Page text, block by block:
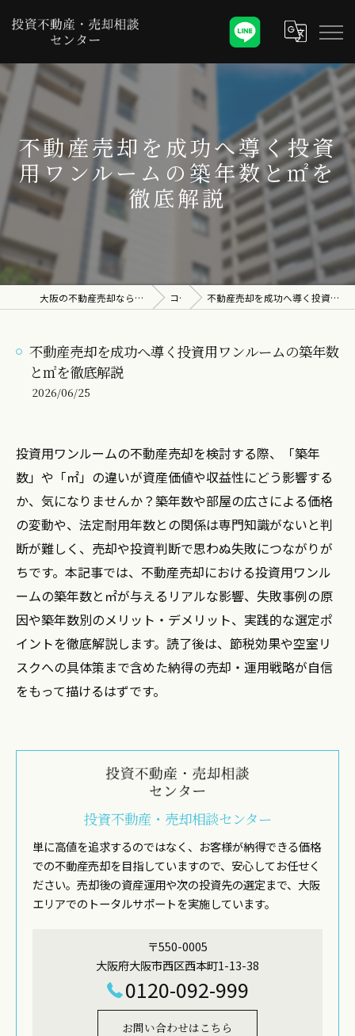
不動産売却を成功へ導く投資
用ワンルームの築年数と㎡を
徹底解説
大阪の不動産売却なら投資不動産・売却相談センター コラム 不動産売却を成功へ導く投資用ワンルームの築年数と㎡を徹底解説
不動産売却を成功へ導く投資用ワンルームの築年数
と㎡を徹底解説
2026/06/25
投資用ワンルームの不動産売却を検討する際、「築年
数」や「㎡」の違いが資産価値や収益性にどう影響する
か、気になりませんか？築年数や部屋の広さによる価格
の変動や、法定耐用年数との関係は専門知識がないと判
断が難しく、売却や投資判断で思わぬ失敗につながりが
ちです。本記事では、不動産売却における投資用ワンル
ームの築年数と㎡が与えるリアルな影響、失敗事例の原
因や築年数別のメリット・デメリット、実践的な選定ポ
イントを徹底解説します。読了後は、節税効果や空室リ
スクへの具体策まで含めた納得の売却・運用戦略が自信
をもって描けるはずです。
投資不動産・売却相談センター
単に高値を追求するのではなく、お客様が納得できる価格
での不動産売却を目指していますので、安心してお任せく
ださい。売却後の資産運用や次の投資先の選定まで、大阪
エリアでのトータルサポートを実施しています。
〒550-0005
大阪府大阪市西区西本町1-13-38
0120-092-999
お問い合わせはこちら